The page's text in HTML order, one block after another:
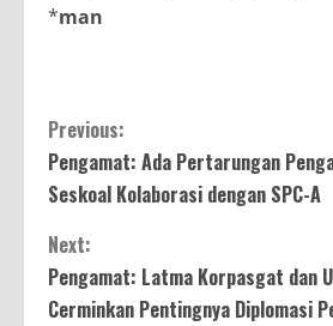
*man
Continue
Reading
Previous:
Pengamat: Ada Pertarungan
Seskoal Kolaborasi dengan SPC-A
Next:
Pengamat: Latma Korpasgat dan
Cerminkan Pentingnya Diplomasi